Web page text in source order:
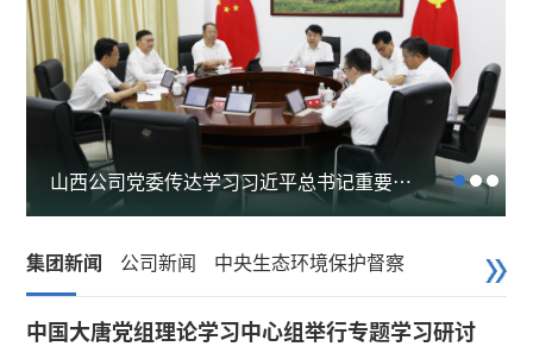
山西公司召开庆祝中国共产党成立105周年
表彰大会
山西公司党委传达学习习近平总书记重要讲
山西公司举行党委理论学习中心组（扩大）
山西公司召开庆祝中国共产党成立105周年
表彰大会
山西公司党委传达学习习近平总书记重要讲
集团新闻
公司新闻 中央生态环境保护督察
中国大唐党组理论学习中心组举行专题学习研讨